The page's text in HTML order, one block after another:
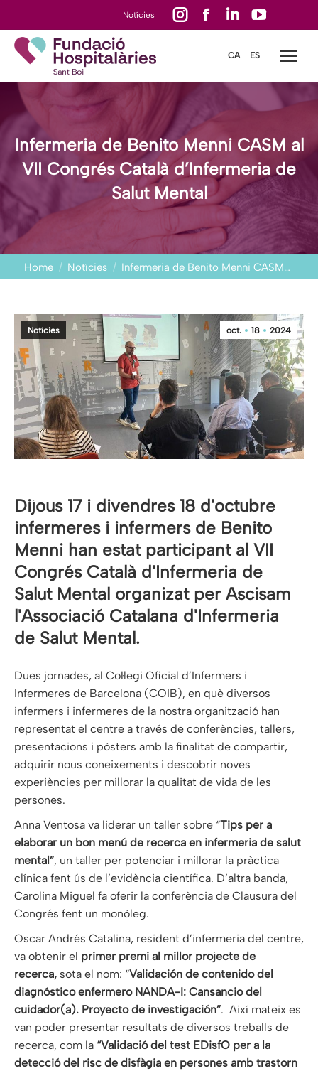
Notícies
Instagram
in
window
Facebook
opens
in
Linkedin
opens
in
new
YouTube
opens
in
new
CA ES
Infermeria de Benito Menni CASM al
VII Congrés Català d’Infermeria de
Salut Mental
You are here:
Home Notícies Infermeria de Benito Menni CASM…
oct. 18 2024
Notícies
Dijous 17 i divendres 18 d'octubre
infermeres i infermers de Benito
Menni han estat participant al VII
Congrés Català d'Infermeria de
Salut Mental organizat per Ascisam
l'Associació Catalana d'Infermeria
de Salut Mental.
Dues jornades, al Col·legi Oficial d’Infermers i
Infermeres de Barcelona (COIB), en què diversos
infermers i infermeres de la nostra organització han
representat el centre a través de conferències, tallers,
presentacions i pòsters amb la finalitat de compartir,
adquirir nous coneixements i descobrir noves
experiències per millorar la qualitat de vida de les
persones.
Anna Ventosa va liderar un taller sobre “Tips per a
elaborar un bon menú de recerca en infermeria de salut
mental”, un taller per potenciar i millorar la pràctica
clínica fent ús de l’evidència científica. D’altra banda,
Carolina Miguel fa oferir la conferència de Clausura del
Congrés fent un monòleg.
Oscar Andrés Catalina, resident d’infermeria del centre,
va obtenir el primer premi al millor projecte de
recerca, sota el nom: “Validación de contenido del
diagnóstico enfermero NANDA-I: Cansancio del
cuidador(a). Proyecto de investigación”. Així mateix es
van poder presentar resultats de diversos treballs de
recerca, com la “Validació del test EDisfO per a la
detecció del risc de disfàgia en persones amb trastorn